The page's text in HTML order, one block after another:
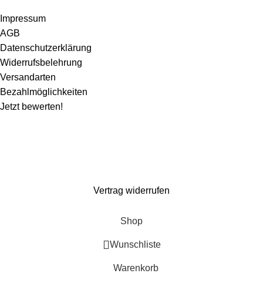
Impressum
AGB
Datenschutzerklärung
Widerrufsbelehrung
Versandarten
Bezahlmöglichkeiten
Jetzt bewerten!
Vertrag widerrufen
Shop
Wunschliste
Warenkorb